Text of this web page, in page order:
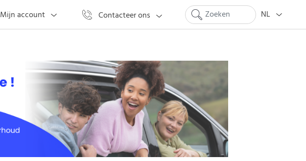
Mijn account Contacteer ons NL